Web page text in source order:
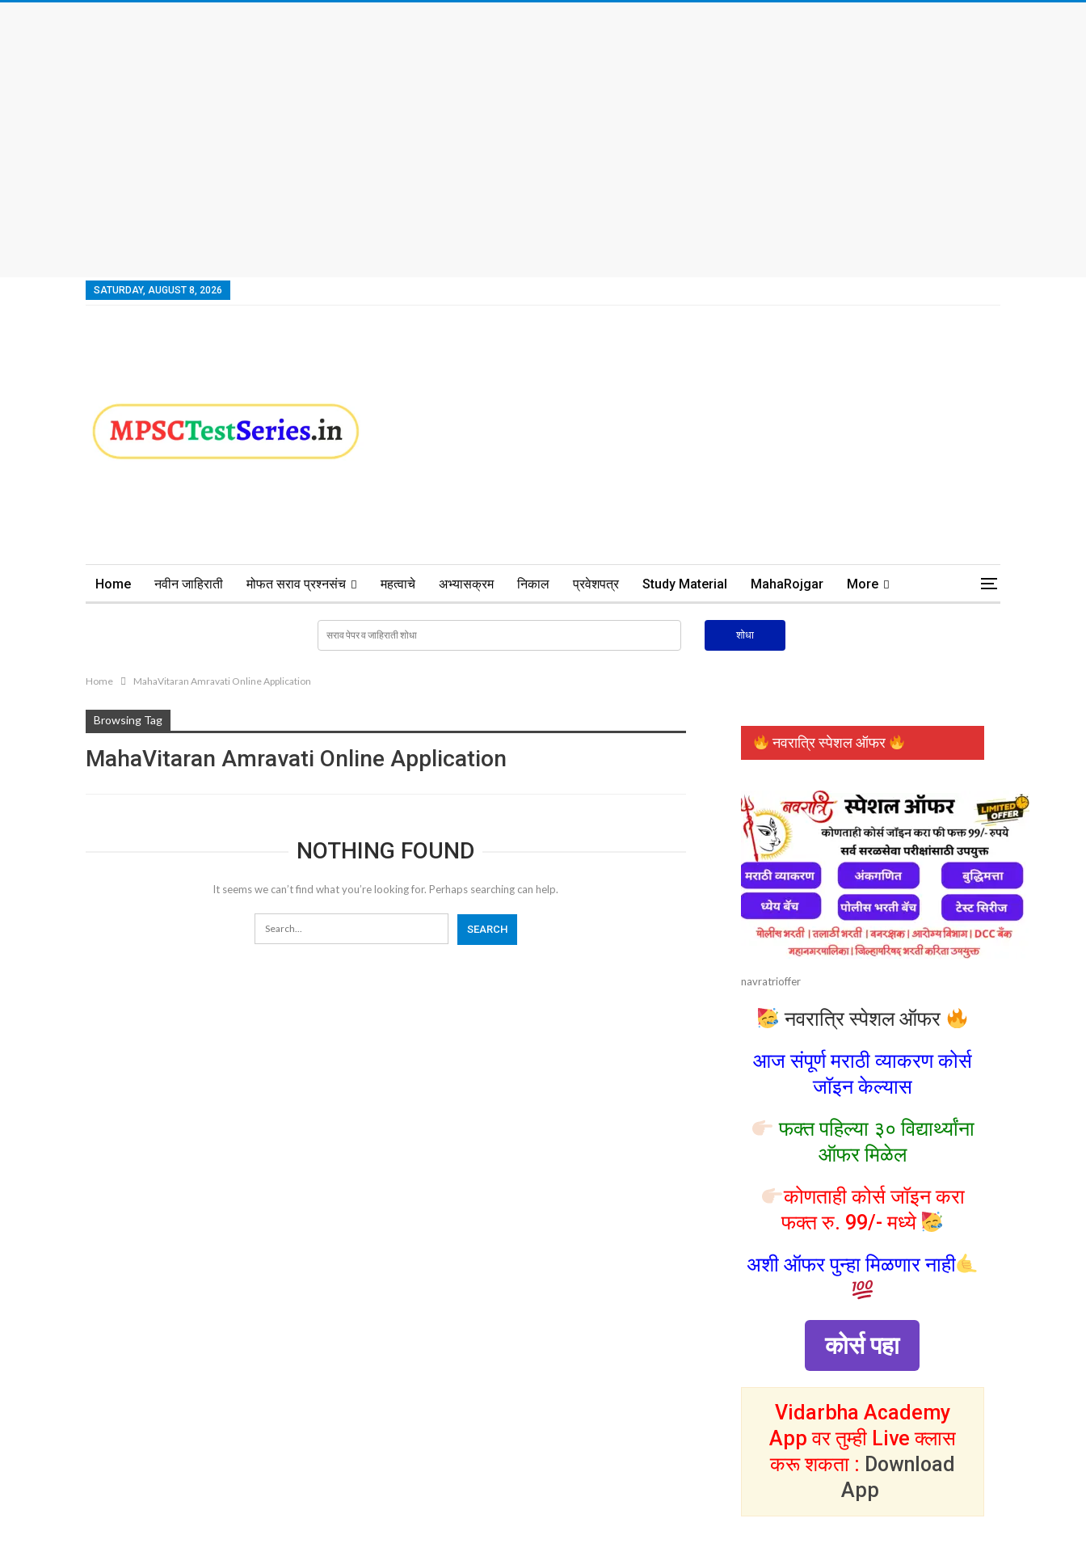
SATURDAY, AUGUST 8, 2026
Home नवीन जाहिराती मोफत सराव प्रश्नसंच महत्वाचे अभ्यासक्रम निकाल प्रवेशपत्र Study Material MahaRojgar More
Home MahaVitaran Amravati Online Application
Browsing Tag
MahaVitaran Amravati Online Application
NOTHING FOUND
It seems we can’t find what you’re looking for. Perhaps searching can help.
नवरात्रि स्पेशल ऑफर
navratrioffer
नवरात्रि स्पेशल ऑफर
आज संपूर्ण मराठी व्याकरण कोर्स
जॉइन केल्यास
फक्त पहिल्या ३० विद्यार्थ्यांना
ऑफर मिळेल
कोणताही कोर्स जॉइन करा
फक्त रु. 99/- मध्ये
अशी ऑफर पुन्हा मिळणार नाही
कोर्स पहा
Vidarbha Academy
App वर तुम्ही Live क्लास
करू शकता : Download
App